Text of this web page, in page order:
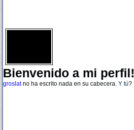
Bienvenido a mi perfil!
groslatno ha escrito nada en su cabecera. Y tú?